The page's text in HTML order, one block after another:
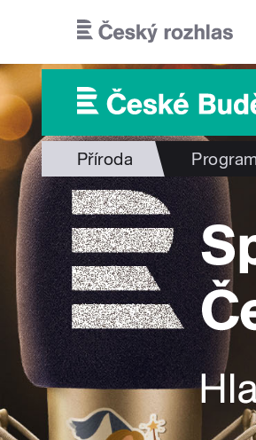
Příroda Program